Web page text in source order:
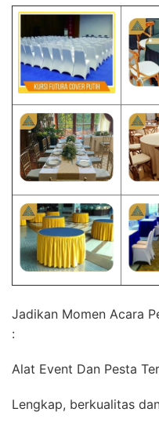
Jadikan Momen Acara
:
Alat Event Dan Pesta
Lengkap, berkualitas